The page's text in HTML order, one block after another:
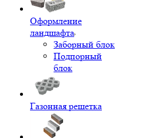
Оформление
ландшафта
Заборный блок
Подпорный
блок
Газонная решетка